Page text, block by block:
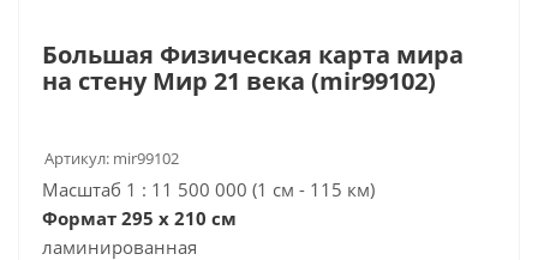
Большая Физическая карта мира
на стену Мир 21 века (mir99102)
Артикул: mir99102
Масштаб 1 : 11 500 000 (1 см - 115 км)
Формат 295 x 210 см
ламинированная